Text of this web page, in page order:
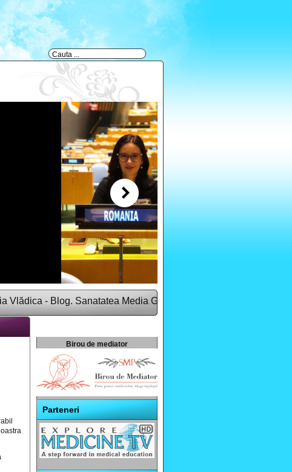
- Blog. Sanatatea Media Group este o companie de
Birou de mediator
Parteneri